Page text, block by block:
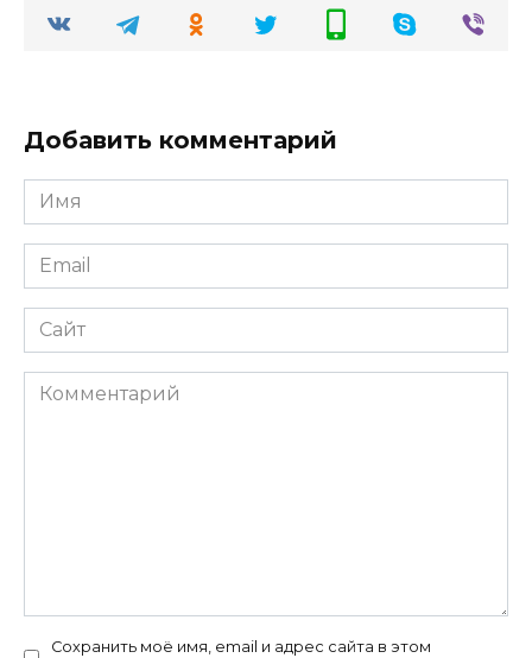
Добавить комментарий
Имя
Email
Сайт
Комментарий
Сохранить моё имя, email и адрес сайта в этом